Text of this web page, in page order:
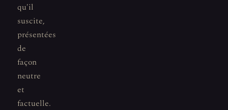
qu'il
suscite,
présentées
de
façon
neutre
et
factuelle.